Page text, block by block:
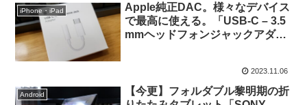
iPhone・iPad
Apple純正DAC。様々なデバイス
で最高に使える。「USB-C – 3.5
mmヘッドフォンジャックアダプ
2023.11.06
Android
【今更】フォルダブル黎明期の折